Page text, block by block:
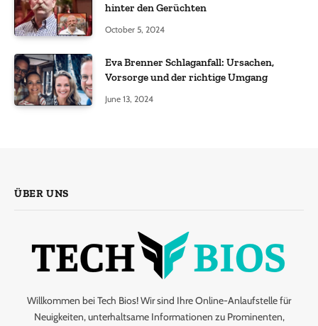
hinter den Gerüchten
October 5, 2024
Eva Brenner Schlaganfall: Ursachen,
Vorsorge und der richtige Umgang
June 13, 2024
ÜBER UNS
Willkommen bei Tech Bios! Wir sind Ihre Online-Anlaufstelle für
Neuigkeiten, unterhaltsame Informationen zu Prominenten,